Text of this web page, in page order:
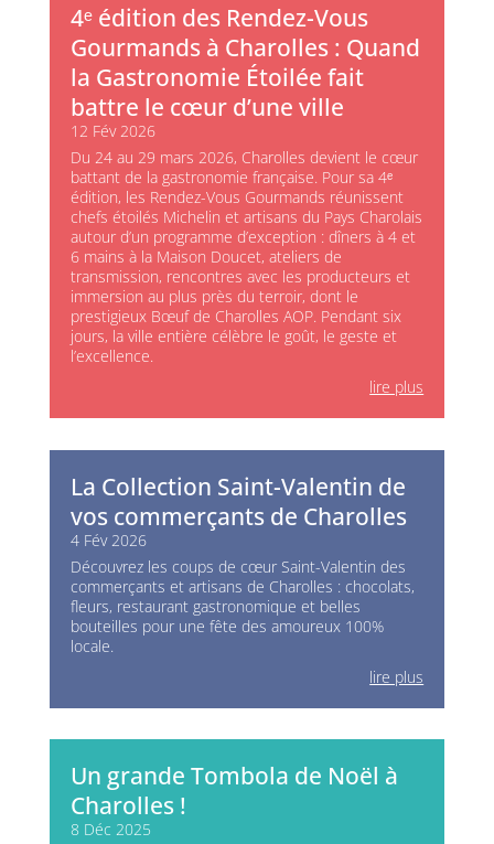
4ᵉ édition des Rendez-Vous
Gourmands à Charolles : Quand
la Gastronomie Étoilée fait
battre le cœur d’une ville
12 Fév 2026
Du 24 au 29 mars 2026, Charolles devient le cœur
battant de la gastronomie française. Pour sa 4ᵉ
édition, les Rendez-Vous Gourmands réunissent
chefs étoilés Michelin et artisans du Pays Charolais
autour d’un programme d’exception : dîners à 4 et
6 mains à la Maison Doucet, ateliers de
transmission, rencontres avec les producteurs et
immersion au plus près du terroir, dont le
prestigieux Bœuf de Charolles AOP. Pendant six
jours, la ville entière célèbre le goût, le geste et
l’excellence.
lire plus
La Collection Saint-Valentin de
vos commerçants de Charolles
4 Fév 2026
Découvrez les coups de cœur Saint-Valentin des
commerçants et artisans de Charolles : chocolats,
fleurs, restaurant gastronomique et belles
bouteilles pour une fête des amoureux 100%
locale.
lire plus
Un grande Tombola de Noël à
Charolles !
8 Déc 2025